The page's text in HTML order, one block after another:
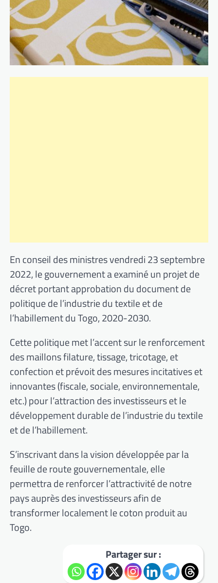
En conseil des ministres vendredi 23 septembre
2022, le gouvernement a examiné un projet de
décret portant approbation du document de
politique de l’industrie du textile et de
l’habillement du Togo, 2020-2030.
Cette politique met l’accent sur le renforcement
des maillons filature, tissage, tricotage, et
confection et prévoit des mesures incitatives et
innovantes (fiscale, sociale, environnementale,
etc.) pour l’attraction des investisseurs et le
développement durable de l’industrie du textile
et de l’habillement.
S’inscrivant dans la vision développée par la
feuille de route gouvernementale, elle
permettra de renforcer l’attractivité de notre
pays auprès des investisseurs afin de
transformer localement le coton produit au
Togo.
Partager sur :